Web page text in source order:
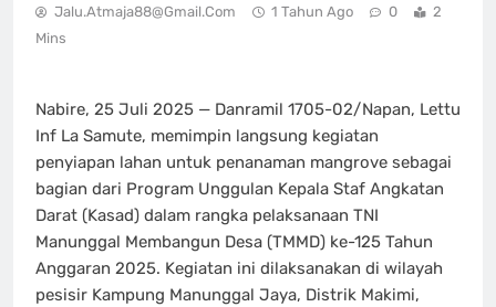
Jalu.atmaja88@gmail.com 1 Tahun Ago 0
2
Mins
Nabire, 25 Juli 2025 — Danramil 1705-02/Napan, Lettu
Inf La Samute, memimpin langsung kegiatan
penyiapan lahan untuk penanaman mangrove sebagai
bagian dari Program Unggulan Kepala Staf Angkatan
Darat (Kasad) dalam rangka pelaksanaan TNI
Manunggal Membangun Desa (TMMD) ke-125 Tahun
Anggaran 2025. Kegiatan ini dilaksanakan di wilayah
pesisir Kampung Manunggal Jaya, Distrik Makimi,